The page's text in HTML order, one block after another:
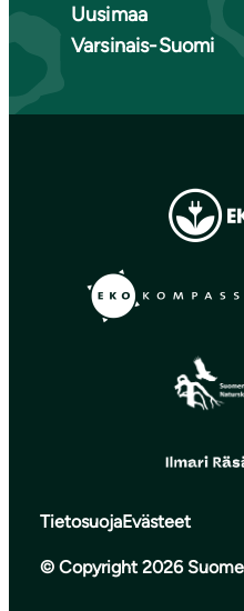
Uusimaa
Varsinais-Suomi
TietosuojaEvästeet
© Copyright 2026